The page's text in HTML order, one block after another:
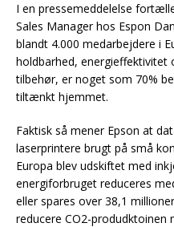
I en pressemeddelelse
Sales Manager hos Espon
blandt 4.000 medarbejdere i
holdbarhed,
tilbehør, er noget som 70%
tiltænkt hjemmet.
Faktisk så mener Epson at
laserprintere brugt på små
Europa blev udskiftet med
energiforbruget reduceres
eller spares over 38,1
reducere CO2-produdktoinen